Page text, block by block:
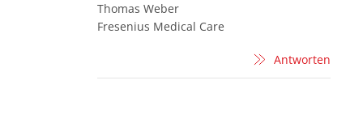
Thomas Weber
Fresenius Medical Care
Antworten